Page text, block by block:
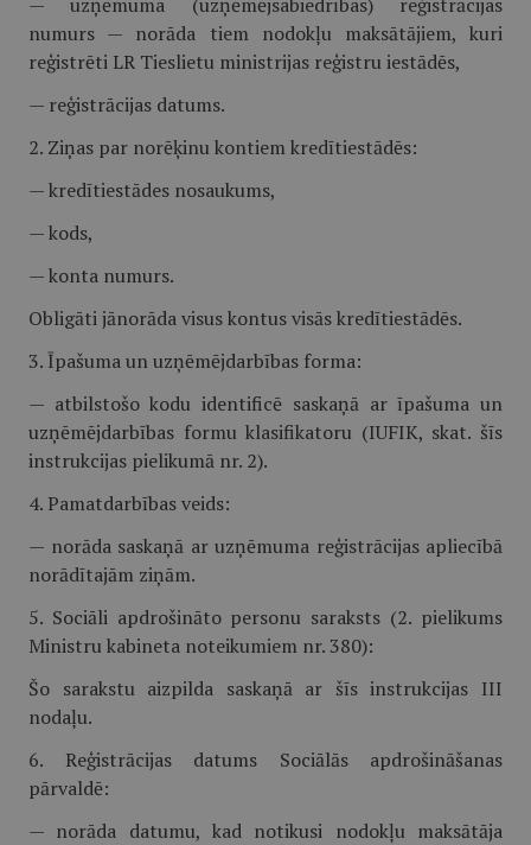
numurs — norāda tiem nodokļu maksātājiem, kuri
reģistrēti LR Tieslietu ministrijas reģistru iestādēs,
— reģistrācijas datums.
2. Ziņas par norēķinu kontiem kredītiestādēs:
— kredītiestādes nosaukums,
— kods,
— konta numurs.
Obligāti jānorāda visus kontus visās kredītiestādēs.
3. Īpašuma un uzņēmējdarbības forma:
— atbilstošo kodu identificē saskaņā ar īpašuma un
uzņēmējdarbības formu klasifikatoru (IUFIK, skat. šīs
instrukcijas pielikumā nr. 2).
4. Pamatdarbības veids:
— norāda saskaņā ar uzņēmuma reģistrācijas apliecībā
norādītajām ziņām.
5. Sociāli apdrošināto personu saraksts (2. pielikums
Ministru kabineta noteikumiem nr. 380):
Šo sarakstu aizpilda saskaņā ar šīs instrukcijas III
nodaļu.
6. Reģistrācijas datums Sociālās apdrošināšanas
pārvaldē:
— norāda datumu, kad notikusi nodokļu maksātāja